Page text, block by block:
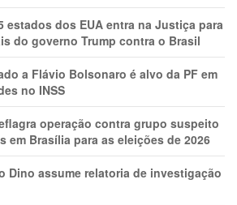
estados dos EUA entra na Justiça para
do governo Trump contra o Brasil
a Flávio Bolsonaro é alvo da PF em
no INSS
operação contra grupo suspeito
em Brasília para as eleições de 2026
Dino assume relatoria de investigação